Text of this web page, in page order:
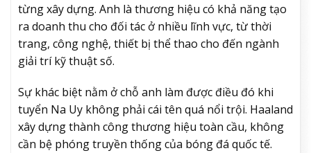
từng xây dựng. Anh là thương hiệu có khả năng tạo
ra doanh thu cho đối tác ở nhiều lĩnh vực, từ thời
trang, công nghệ, thiết bị thể thao cho đến ngành
giải trí kỹ thuật số.
Sự khác biệt nằm ở chỗ anh làm được điều đó khi
tuyển Na Uy không phải cái tên quá nổi trội. Haaland
xây dựng thành công thương hiệu toàn cầu, không
cần bệ phóng truyền thống của bóng đá quốc tế.